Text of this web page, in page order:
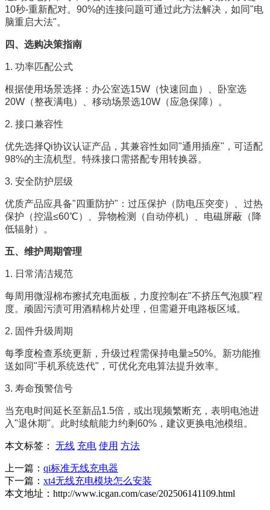
10秒-重新配对。90%的连接问题可通过此方法解决，如同"电
脑重启大法"。
四、选购决策指南
1. 功率匹配公式
根据使用场景选择：办公室选15W（快速回血）、卧室选
20W（整夜满电）、移动场景选10W（应急保障）。
2. 接口兼容性
优先选择Qi协议认证产品，其兼容性如同"通用插座"，可适配
98%的主流机型。特殊接口需搭配专用转换器。
3. 安全防护层级
优质产品应具备"四重防护"：过压保护（防电压突变）、过热
保护（控温≤60℃）、异物检测（自动停机）、电磁屏蔽（降
低辐射）。
五、维护周期管理
1. 日常清洁规范
每周用微湿棉布擦拭充电面板，力度控制在"不挤压气泡膜"程
度。顽固污渍可用酒精棉片处理，但需避开电路板区域。
2. 固件升级周期
每季度检查系统更新，升级过程需保持电量≥50%。新功能推
送如同"手机系统迭代"，可优化充电算法提升效率。
3. 寿命预警信号
当充电时间延长至新品1.5倍，或出现频繁断充，表明电池进
入"退休期"。此时续航能力约剩60%，建议更换电池模组。
本文标签： 无线 充电 使用 方法
上一篇： qi标准无线充电器
下一篇： xt4无线充电模块怎么安装
本文地址：http://www.icgan.com/case/202506141109.html